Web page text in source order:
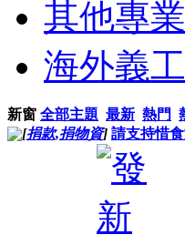
其他專
海外義工
新窗 全部主題 最新 熱門
[捐款,捐物資] 請支持惜